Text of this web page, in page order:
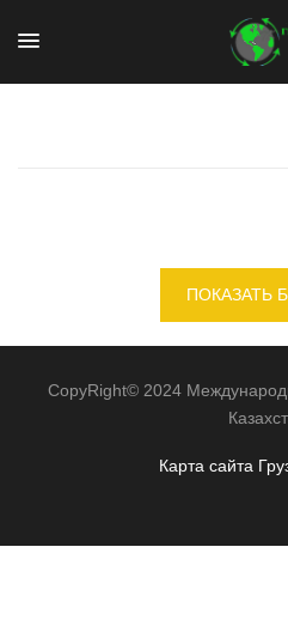
ПОКАЗАТЬ
CopyRight© 2024
Карта сайта